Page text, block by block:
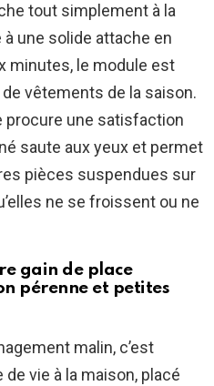
tout simplement à la
à une solide attache en
minutes, le module est
vêtements de la saison.
une satisfaction
saute aux yeux et permet
pièces suspendues sur
ne se froissent ou ne
gain de place
pérenne et petites
malin, c’est
vie à la maison, placé